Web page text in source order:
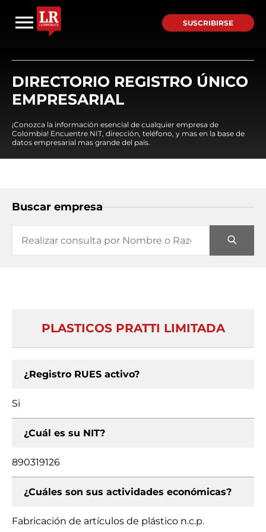
SUSCRIBIRSE
DIRECTORIO REGISTRO ÚNICO
EMPRESARIAL
¡Conozca la información esencial de cualquier empresa de
Colombia! Encuentre NIT, dirección, teléfono, y mas en la base de
datos empresarial mas grande del país.
Buscar empresa
PLASTICOS PRATTI LIMITADA
¿Registro RUES activo?
Si
¿Cuál es su NIT?
890319126
¿Cuáles son sus actividades económicas?
Fabricación de artículos de plástico n.c.p.